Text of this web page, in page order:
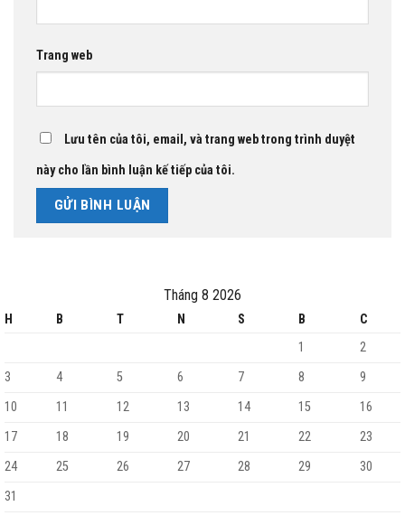
Trang web
Lưu tên của tôi, email, và trang web trong trình duyệt
này cho lần bình luận kế tiếp của tôi.
Tháng 8 2026
H B T N S B
C
1
2
3
4 5 6 7 8
9
10
11 12 13 14 15
16
17
18 19 20 21 22
23
24
25 26 27 28 29
30
31